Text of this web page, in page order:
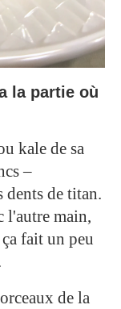
la partie où
kale de sa
–
dents de titan.
l'autre main,
fait un peu
de la